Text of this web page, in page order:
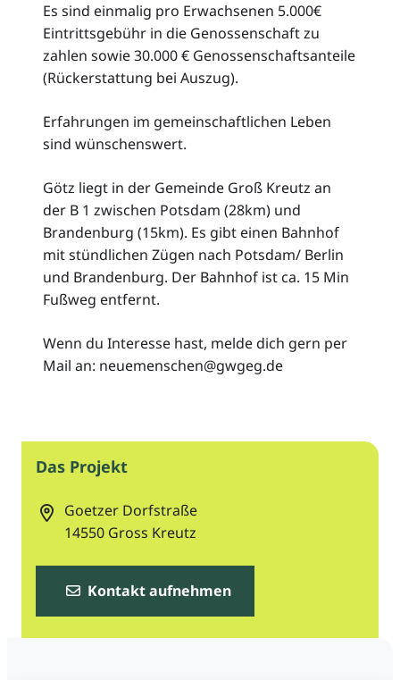
Es sind einmalig pro Erwachsenen 5.000€
Eintrittsgebühr in die Genossenschaft zu
zahlen sowie 30.000 € Genossenschaftsanteile
(Rückerstattung bei Auszug).
Erfahrungen im gemeinschaftlichen Leben
sind wünschenswert.
Götz liegt in der Gemeinde Groß Kreutz an
der B 1 zwischen Potsdam (28km) und
Brandenburg (15km). Es gibt einen Bahnhof
mit stündlichen Zügen nach Potsdam/ Berlin
und Brandenburg. Der Bahnhof ist ca. 15 Min
Fußweg entfernt.
Wenn du Interesse hast, melde dich gern per
Mail an: neuemenschen@gwgeg.de
Das Projekt
Goetzer Dorfstraße
14550 Gross Kreutz
Kontakt aufnehmen